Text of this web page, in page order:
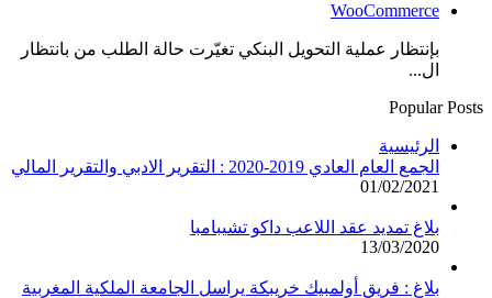
WooCommerce
بإنتظار عملية التحويل البنكي تغيّرت حالة الطلب من بانتظار
ال...
Popular Posts
الرئيسية
الجمع العام العادي 2019-2020 : التقرير الادبي والتقرير المالي
01/02/2021
بلاغ تمديد عقد اللاعب داكو تشيبامبا
13/03/2020
بلاغ : فريق أولمبيك خريبكة يراسل الجامعة الملكية المغربية